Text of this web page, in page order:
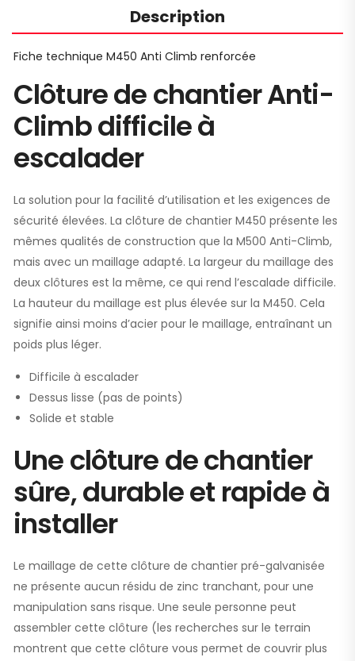
Description
Fiche technique M450 Anti Climb renforcée
Clôture de chantier Anti-
Climb difficile à
escalader
La solution pour la facilité d’utilisation et les exigences de
sécurité élevées. La clôture de chantier M450 présente les
mêmes qualités de construction que la M500 Anti-Climb,
mais avec un maillage adapté. La largeur du maillage des
deux clôtures est la même, ce qui rend l’escalade difficile.
La hauteur du maillage est plus élevée sur la M450. Cela
signifie ainsi moins d’acier pour le maillage, entraînant un
poids plus léger.
Difficile à escalader
Dessus lisse (pas de points)
Solide et stable
Une clôture de chantier
sûre, durable et rapide à
installer
Le maillage de cette clôture de chantier pré-galvanisée
ne présente aucun résidu de zinc tranchant, pour une
manipulation sans risque. Une seule personne peut
assembler cette clôture (les recherches sur le terrain
montrent que cette clôture vous permet de couvrir plus